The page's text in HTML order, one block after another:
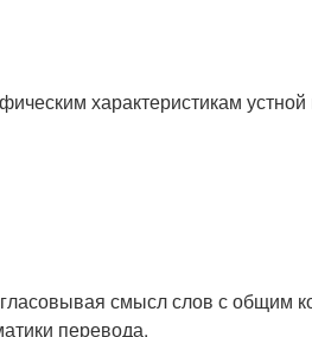
характеристикам
смысл слов с общим
перевода.